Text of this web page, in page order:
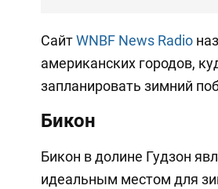
СайтWNBF News Radio
американских городов,
запланировать зимний
Бикон
Бикон в долине Гудзон
идеальным местом для